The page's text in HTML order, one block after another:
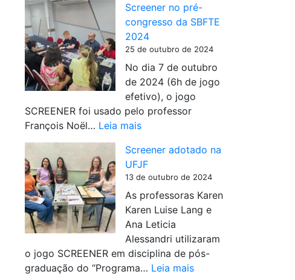
c
o
v
r
X
n
a
B
é
l
g
c
a
c
r
e
e
n
e
r
u
s
d
o
a
i
s
u
m
a
Screener no pré-
congresso da SBFTE
2024
25 de outubro de 2024
No dia 7 de outubro
de 2024 (6h de jogo
efetivo), o jogo
SCREENER foi usado pelo professor
François Noël… Leia mais:
c
r
e
e
n
e
r
n
o
Screener adotado na
UFJF
13 de outubro de 2024
As professoras Karen
Karen Luise Lang e
Ana Leticia
Alessandri utilizaram
o jogo SCREENER em disciplina de pós-
graduação do “Programa… Leia mais: